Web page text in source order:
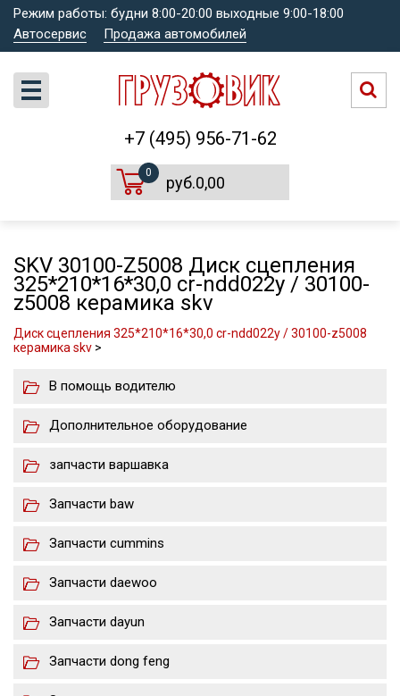
Режим работы: будни 8:00-20:00 выходные 9:00-18:00
Автосервис
Продажа автомобилей
+7 (495) 956-71-62
0
руб.0,00
SKV 30100-Z5008 Диск сцепления
325*210*16*30,0 cr-ndd022y / 30100-
z5008 керамика skv
Диск сцепления 325*210*16*30,0 cr-ndd022y / 30100-z5008
керамика skv >
В помощь водителю
Дополнительное оборудование
запчасти варшавка
Запчасти baw
Запчасти cummins
Запчасти daewoo
Запчасти dayun
Запчасти dong feng